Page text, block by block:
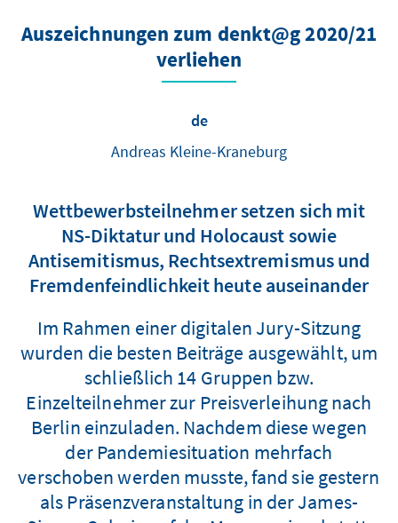
Auszeichnungen zum denkt@g 2020/21
verliehen
de
Andreas Kleine-Kraneburg
Wettbewerbsteilnehmer setzen sich mit
NS-Diktatur und Holocaust sowie
Antisemitismus, Rechtsextremismus und
Fremdenfeindlichkeit heute auseinander
Im Rahmen einer digitalen Jury-Sitzung
wurden die besten Beiträge ausgewählt, um
schließlich 14 Gruppen bzw.
Einzelteilnehmer zur Preisverleihung nach
Berlin einzuladen. Nachdem diese wegen
der Pandemiesituation mehrfach
verschoben werden musste, fand sie gestern
als Präsenzveranstaltung in der James-